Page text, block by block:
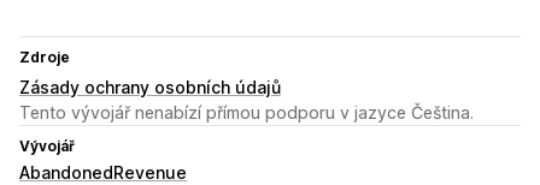
Zdroje
Zásady ochrany osobních údajů
Tento vývojář nenabízí přímou podporu v jazyce Čeština.
Vývojář
AbandonedRevenue